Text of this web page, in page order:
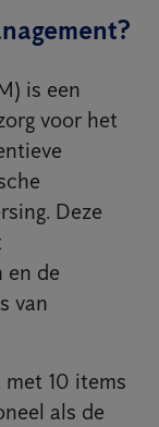
is een
voor het
Deze
en de
van
10 items
als de